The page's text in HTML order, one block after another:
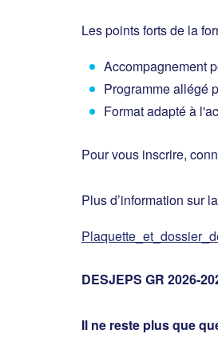
Les points forts de la
Accompagnement
Programme allégé
Format adapté à
Pour vous inscrire,
Plus d’information sur
DESJEPS GR 2026-
Il ne reste plus que